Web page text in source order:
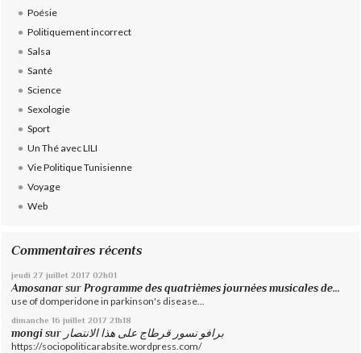
Poésie
Politiquement incorrect
Salsa
Santé
Science
Sexologie
Sport
Un Thé avec LILI
Vie Politique Tunisienne
Voyage
Web
Commentaires récents
jeudi 27 juillet 2017 02h01
Amosanar surProgramme des quatrièmes journées musicales de...
use of domperidone in parkinson's disease...
dimanche 16 juillet 2017 21h18
mongi sur برافو نسور قرطاج على هذا الانتصار
https://sociopoliticarabsite.wordpress.com/